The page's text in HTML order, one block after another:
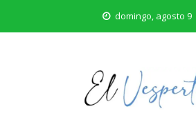
domingo, agosto 9